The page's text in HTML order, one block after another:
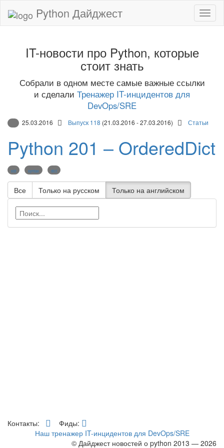
Python Дайджест
IT-новости про Python, которые
стоит знать
Собрали в одном месте самые важные ссылки
и сделали Тренажер IT-инцидентов для
DevOps/SRE
25.03.2016 Выпуск 118 (21.03.2016 - 27.03.2016) Статьи
Python 201 – OrderedDict
std syntax dict
Все Только на русском Только на английском
Контакты:
Фиды:
Наш тренажер IT-инцидентов для DevOps/SRE
© Дайджест новостей о python 2013 — 2026